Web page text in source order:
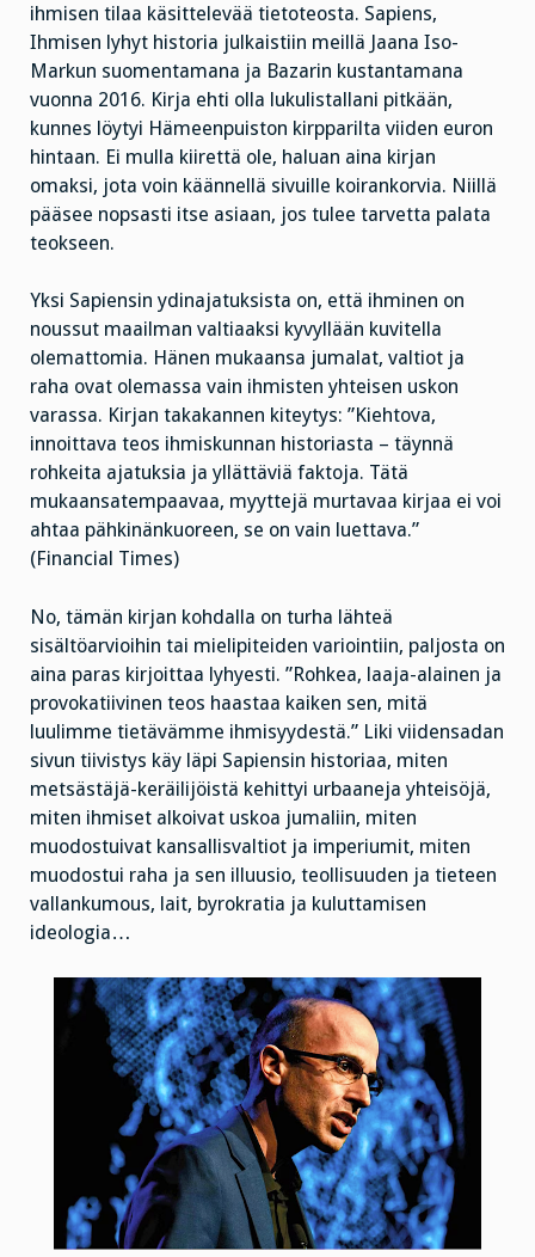
ihmisen tilaa käsittelevää tietoteosta. Sapiens,
Ihmisen lyhyt historia julkaistiin meillä Jaana Iso-
Markun suomentamana ja Bazarin kustantamana
vuonna 2016. Kirja ehti olla lukulistallani pitkään,
kunnes löytyi Hämeenpuiston kirpparilta viiden euron
hintaan. Ei mulla kiirettä ole, haluan aina kirjan
omaksi, jota voin käännellä sivuille koirankorvia. Niillä
pääsee nopsasti itse asiaan, jos tulee tarvetta palata
teokseen.
Yksi Sapiensin ydinajatuksista on, että ihminen on
noussut maailman valtiaaksi kyvyllään kuvitella
olemattomia. Hänen mukaansa jumalat, valtiot ja
raha ovat olemassa vain ihmisten yhteisen uskon
varassa. Kirjan takakannen kiteytys: ”Kiehtova,
innoittava teos ihmiskunnan historiasta – täynnä
rohkeita ajatuksia ja yllättäviä faktoja. Tätä
mukaansatempaavaa, myyttejä murtavaa kirjaa ei voi
ahtaa pähkinänkuoreen, se on vain luettava.”
(Financial Times)
No, tämän kirjan kohdalla on turha lähteä
sisältöarvioihin tai mielipiteiden variointiin, paljosta on
aina paras kirjoittaa lyhyesti. ”Rohkea, laaja-alainen ja
provokatiivinen teos haastaa kaiken sen, mitä
luulimme tietävämme ihmisyydestä.” Liki viidensadan
sivun tiivistys käy läpi Sapiensin historiaa, miten
metsästäjä-keräilijöistä kehittyi urbaaneja yhteisöjä,
miten ihmiset alkoivat uskoa jumaliin, miten
muodostuivat kansallisvaltiot ja imperiumit, miten
muodostui raha ja sen illuusio, teollisuuden ja tieteen
vallankumous, lait, byrokratia ja kuluttamisen
ideologia…